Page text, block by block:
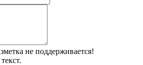
не поддерживается!